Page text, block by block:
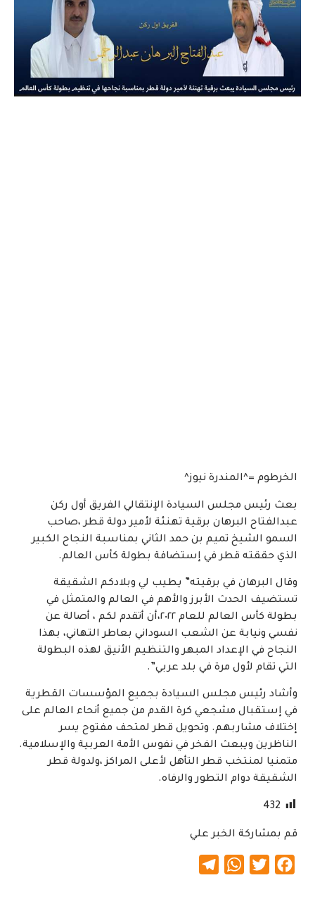
الخرطوم =^المندرة نيوز^
بعث رئيس مجلس السيادة الإنتقالي الفريق أول ركن
عبدالفتاح البرهان برقية تهنئة لأمير دولة قطر ،صاحب
السمو الشيخ تميم بن حمد الثاني بمناسبة النجاح الكبير
الذي حققته قطر في إستضافة بطولة كأس العالم.
وقال البرهان في برقيته” يطيب لي وبلادكم الشقيقة
تستضيف الحدث الأبرز والأهم في العالم والمتمثل في
بطولة كأس العالم للعام ٢٠٢٢،أن أتقدم لكم ، أصالة عن
نفسي ونيابة عن الشعب السوداني بعاطر التهاني، بهذا
النجاح في الإعداد المبهر والتنظيم الأنيق لهذه البطولة
التي تقام لأول مرة في بلد عربي”.
وأشاد رئيس مجلس السيادة بجميع المؤسسات القطرية
في إستقبال مشجعي كرة القدم من جميع أنحاء العالم على
إختلاف مشاربهم. وتحويل قطر لمتحف مفتوح يسر
الناظرين ويبعث الفخر في نفوس الأمة العربية والإسلامية.
متمنيا لمنتخب قطر التأهل لأعلى المراكز ،ولدولة قطر
الشقيقة دوام التطور والرفاه.
432
قم بمشاركة الخبر علي
Facebook
Twitter
WhatsApp